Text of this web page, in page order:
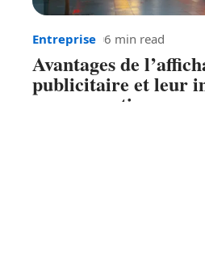
Entreprise 6 min read
Avantages de
publicitaire et leur
consommation